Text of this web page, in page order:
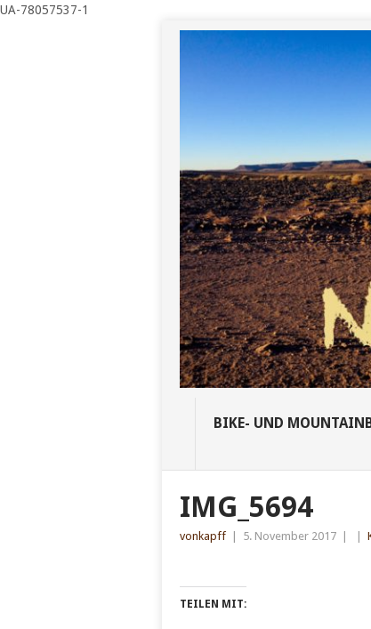
UA-78057537-1
BIKE- UND
IMG_5694
vonkapff 5. November 2017
TEILEN MIT: